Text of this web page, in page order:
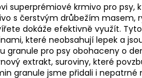
superprémiové krmivo pro psy,
s čerstvým drůbežím masem,
dokáže efektivně využít.
které neobsahují lepek a
granule pro psy obohaceny o
extrakt, suroviny, které
granule jsme přidali i